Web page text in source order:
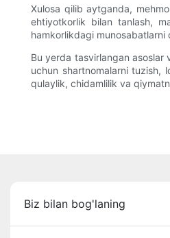
Xulosa qilib aytganda,
ehtiyotkorlik bilan tanlash,
hamkorlikdagi
Bu yerda tasvirlangan
uchun shartnomalarni tuzish,
qulaylik, chidamlilik va
Biz bilan bog'laning